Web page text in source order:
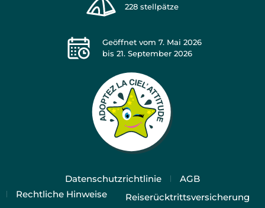
228 stellpätze
Geöffnet vom 7. Mai 2026
bis 21. September 2026
Datenschutzrichtlinie
AGB
Rechtliche Hinweise
Reiserücktrittsversicherung